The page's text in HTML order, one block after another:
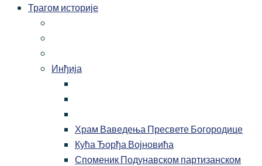
Трагом историје
Инђија
Храм Ваведења Пресвете Богородице
Кућа Ђорђа Војновића
Споменик Подунавском партизанском